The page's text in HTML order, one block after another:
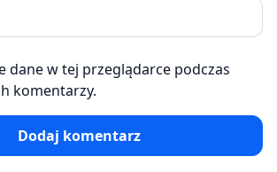
dane w tej przeglądarce podczas
komentarzy.
Dodaj komentarz